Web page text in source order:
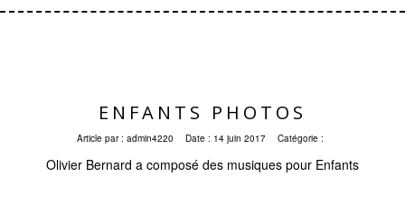
ENFANTS PHOTOS
Article par : admin4220 Date : 14 juin 2017 Catégorie :
Olivier Bernard a composé des musiques pour Enfants